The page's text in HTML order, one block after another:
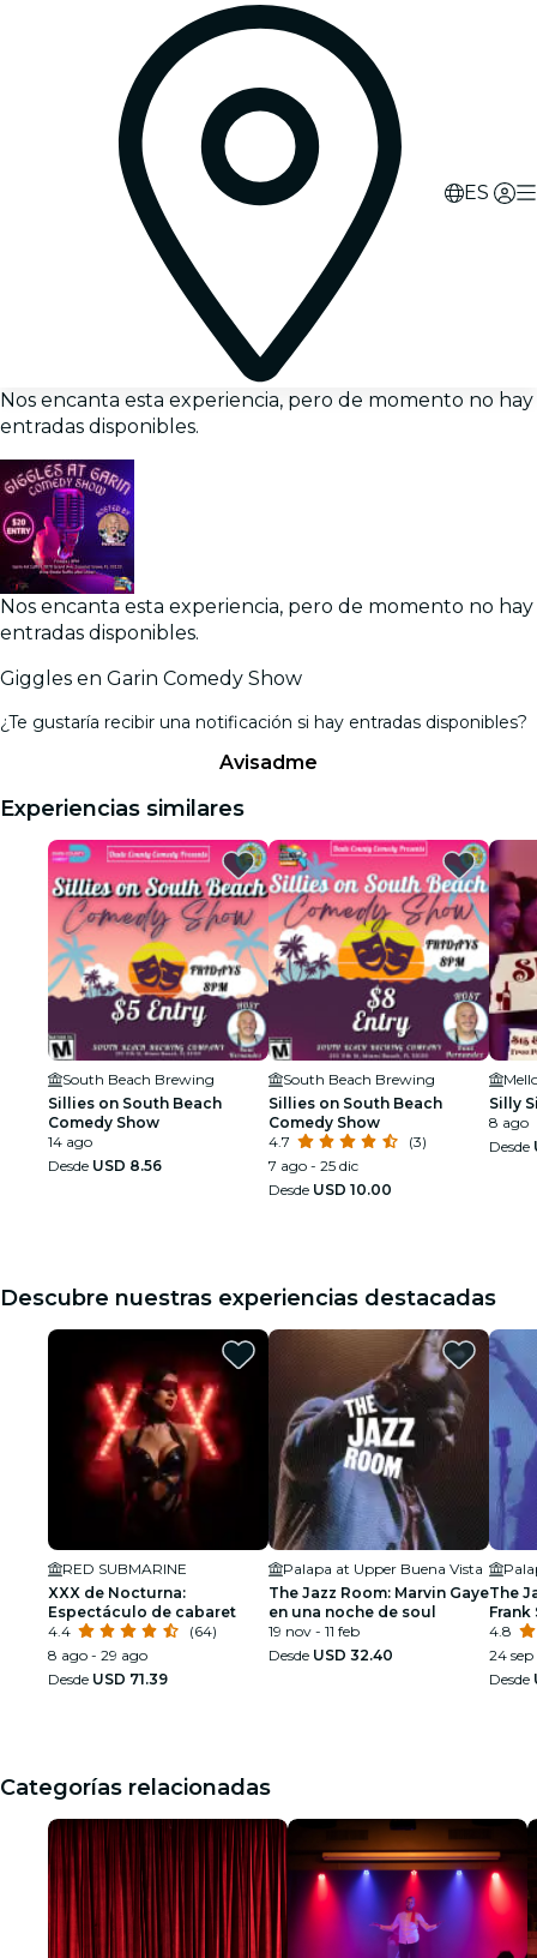
ES
Nos encanta esta experiencia, pero de momento no hay
entradas disponibles.
Nos encanta esta experiencia, pero de momento no hay
entradas disponibles.
Giggles en Garin Comedy Show
¿Te gustaría recibir una notificación si hay entradas disponibles?
Avisadme
Experiencias similares
South Beach Brewing
Sillies on South Beach
Comedy Show
14 ago
Desde USD 8.56
South Beach Brewing
Sillies on South Beach
Comedy Show
4.7
(3)
7 ago - 25 dic
Desde USD 10.00
Silly
8 ago
Desde
Descubre nuestras experiencias destacadas
RED SUBMARINE
XXX de Nocturna:
Espectáculo de cabaret
4.4
(64)
8 ago - 29 ago
Desde USD 71.39
Palapa at Upper Buena Vista
The Jazz Room: Marvin Gaye
en una noche de soul
19 nov - 11 feb
Desde USD 32.40
The
Frank
4.8
24 sep
Desde
Categorías relacionadas